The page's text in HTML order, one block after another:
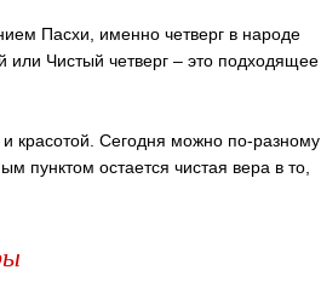
Пасхи, именно четверг в народе
или Чистый четверг – это подходящее
и красотой. Сегодня можно по-разному
пунктом остается чистая вера в то,